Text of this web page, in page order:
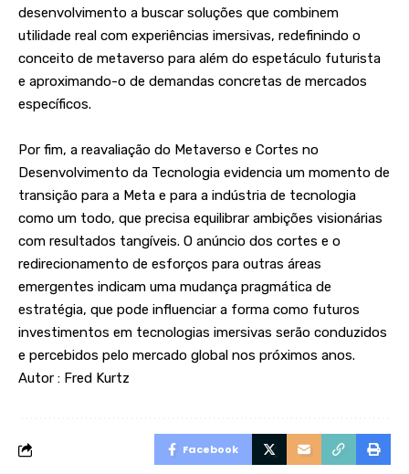
desenvolvimento a buscar soluções que combinem
utilidade real com experiências imersivas, redefinindo o
conceito de metaverso para além do espetáculo futurista
e aproximando-o de demandas concretas de mercados
específicos.
Por fim, a reavaliação do Metaverso e Cortes no
Desenvolvimento da Tecnologia evidencia um momento de
transição para a Meta e para a indústria de tecnologia
como um todo, que precisa equilibrar ambições visionárias
com resultados tangíveis. O anúncio dos cortes e o
redirecionamento de esforços para outras áreas
emergentes indicam uma mudança pragmática de
estratégia, que pode influenciar a forma como futuros
investimentos em tecnologias imersivas serão conduzidos
e percebidos pelo mercado global nos próximos anos.
Autor : Fred Kurtz
Facebook